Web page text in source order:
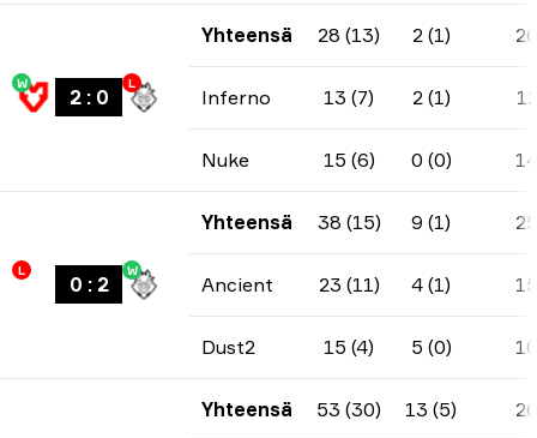
W
2: 0
L
Yhteensä 28 (13) 2 (1) 26
Inferno 13 (7) 2 (1) 12
Nuke 15 (6) 0 (0) 14
L
0 : 2
W
Yhteensä 38 (15) 9 (1) 25
Ancient 23 (11) 4 (1) 15
Dust2 15 (4) 5 (0) 10
Yhteensä 53 (30) 13 (5) 26